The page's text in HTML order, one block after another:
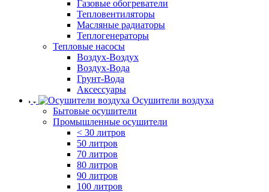
Газовые обогреватели
Тепловентиляторы
Масляные радиаторы
Теплогенераторы
Тепловые насосы
Воздух-Воздух
Воздух-Вода
Грунт-Вода
Аксессуары
Осушители воздуха
Бытовые осушители
Промышленные осушители
< 30 литров
50 литров
70 литров
80 литров
90 литров
100 литров